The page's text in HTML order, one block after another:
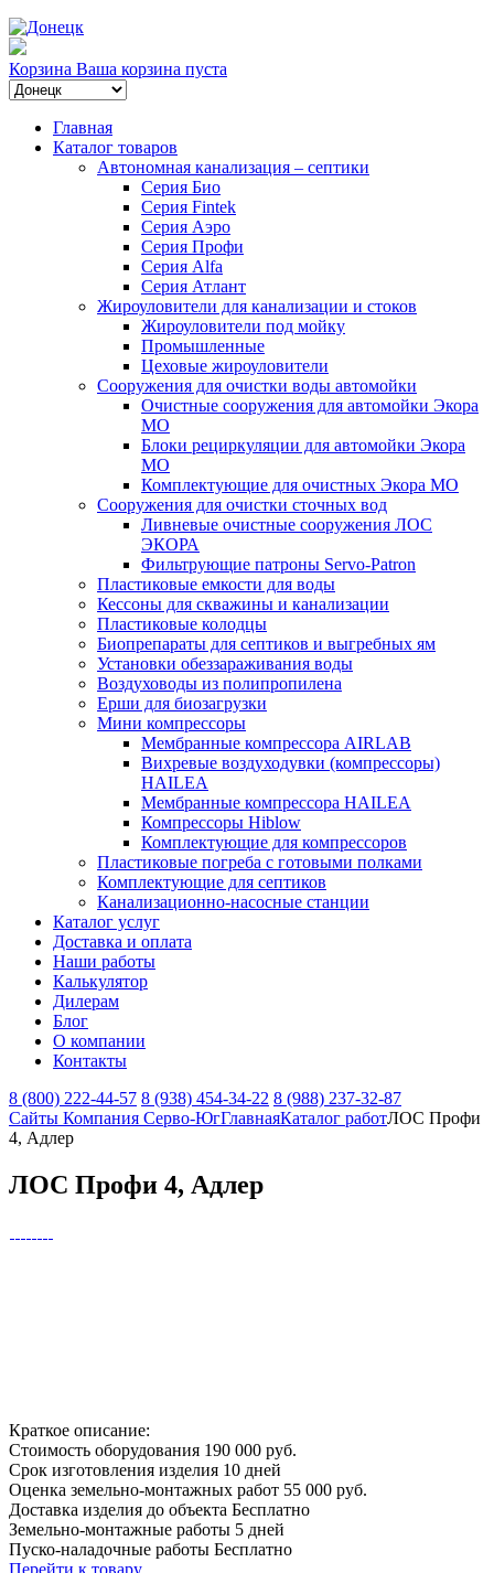
Корзина Ваша корзина пуста
Главная
Каталог товаров
Автономная канализация – септики
Серия Био
Серия Fintek
Серия Аэро
Серия Профи
Серия Alfa
Серия Атлант
Жироуловители для канализации и стоков
Жироуловители под мойку
Промышленные
Цеховые жироуловители
Сооружения для очистки воды автомойки
Очистные сооружения для автомойки Экора
МО
Блоки рециркуляции для автомойки Экора
МО
Комплектующие для очистных Экора МО
Сооружения для очистки сточных вод
Ливневые очистные сооружения ЛОС
ЭКОРА
Фильтрующие патроны Servo-Patron
Пластиковые емкости для воды
Кессоны для скважины и канализации
Пластиковые колодцы
Биопрепараты для септиков и выгребных ям
Установки обеззараживания воды
Воздуховоды из полипропилена
Ерши для биозагрузки
Мини компрессоры
Мембранные компрессора AIRLAB
Вихревые воздуходувки (компрессоры)
HAILEA
Мембранные компрессора HAILEA
Компрессоры Hiblow
Комплектующие для компрессоров
Пластиковые погреба с готовыми полками
Комплектующие для септиков
Канализационно-насосные станции
Каталог услуг
Доставка и оплата
Наши работы
Калькулятор
Дилерам
Блог
О компании
Контакты
8 (800) 222-44-57 8 (938) 454-34-22 8 (988) 237-32-87
Сайты Компания Серво-ЮгГлавнаяКаталог работЛОС Профи
4, Адлер
ЛОС Профи 4, Адлер
Краткое описание:
Стоимость оборудования 190 000 руб.
Срок изготовления изделия 10 дней
Оценка земельно-монтажных работ 55 000 руб.
Доставка изделия до объекта Бесплатно
Земельно-монтажные работы 5 дней
Пуско-наладочные работы Бесплатно
Перейти к товару